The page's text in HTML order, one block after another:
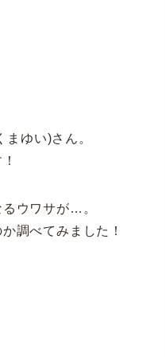
まゆい)さん。
ウワサが…。
調べてみました！